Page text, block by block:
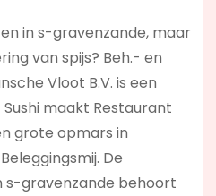
in s-gravenzande, maar
van spijs? Beh.- en
Vloot B.V. is een
maakt Restaurant
grote opmars in
De
s-gravenzande behoort